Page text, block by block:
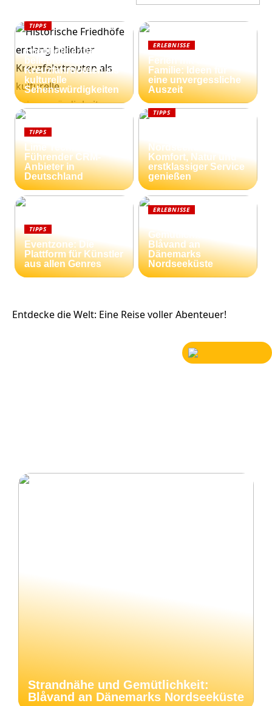
TIPPS
Friedhöfe entlang
beliebter
Kreuzfahrtrouten als
kulturelle
Sehenswürdigkeiten
ERLEBNISSE
Ferien mit der
Familie: Ideen für
eine unvergessliche
Auszeit
TIPPS
Lime Technologies:
Führender CRM-
Anbieter in
Deutschland
TIPPS
Nordseeküste:
Komfort, Natur und
erstklassiger Service
genießen
TIPPS
Eventzone: Die
Plattform für Künstler
aus allen Genres
ERLEBNISSE
Gemütlichkeit:
Blåvand an
Dänemarks
Nordseeküste
Entdecke die Welt: Eine Reise voller Abenteuer!
Strandnähe und Gemütlichkeit:
Blåvand an Dänemarks Nordseeküste